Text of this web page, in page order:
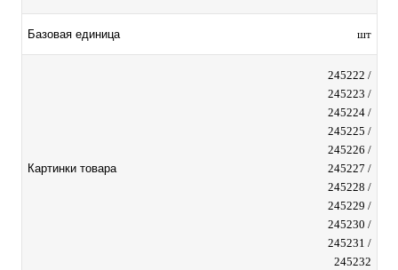
Базовая единица шт
Картинки товара
245222 /
245223 /
245224 /
245225 /
245226 /
245227 /
245228 /
245229 /
245230 /
245231 /
245232